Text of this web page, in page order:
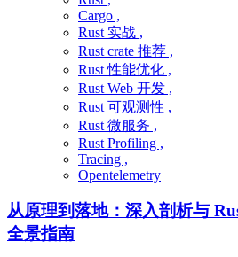
Cargo ,
Rust 实战 ,
Rust crate 推荐 ,
Rust 性能优化 ,
Rust Web 开发 ,
Rust 可观测性 ,
Rust 微服务 ,
Rust Profiling ,
Tracing ,
Opentelemetry
从原理到落地：深入剖析与
全景指南